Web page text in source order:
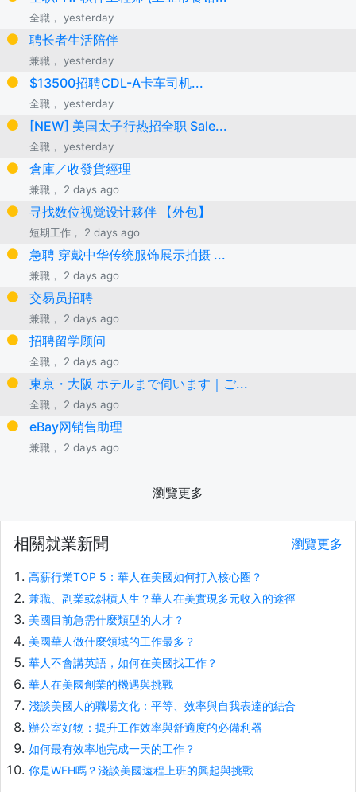
全職， yesterday
聘长者生活陪伴
兼職， yesterday
$13500招聘CDL-A卡车司机...
全職， yesterday
[NEW] 美国太子行热招全职 Sale...
全職， yesterday
倉庫／收發貨經理
兼職， 2 days ago
寻找数位视觉设计夥伴 【外包】
短期工作， 2 days ago
急聘 穿戴中华传统服饰展示拍摄 ...
兼職， 2 days ago
交易员招聘
兼職， 2 days ago
招聘留学顾问
全職， 2 days ago
東京・大阪 ホテルまで伺います｜ご...
全職， 2 days ago
eBay网销售助理
兼職， 2 days ago
瀏覽更多
相關就業新聞 瀏覽更多
高薪行業TOP 5：華人在美國如何打入核心圈？
兼職、副業或斜槓人生？華人在美實現多元收入的途徑
美國目前急需什麼類型的人才？
美國華人做什麼領域的工作最多？
華人不會講英語，如何在美國找工作？
華人在美國創業的機遇與挑戰
淺談美國人的職場文化：平等、效率與自我表達的結合
辦公室好物：提升工作效率與舒適度的必備利器
如何最有效率地完成一天的工作？
你是WFH嗎？淺談美國遠程上班的興起與挑戰